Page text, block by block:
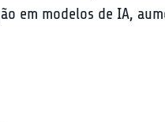
em modelos de IA,